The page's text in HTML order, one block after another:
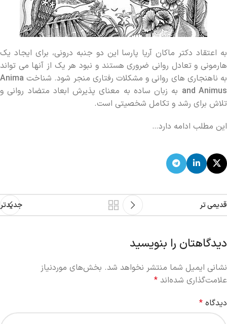
به اعتقاد دکتر ماکان آریا پارسا این دو جنبه درونی، برای ایجاد یک
هارمونی و تعادل روانی ضروری هستند و نبود هر یک از آنها می ‌تواند
به ناهنجاری ‌های روانی و مشکلات رفتاری منجر شود. شناخت Anima
and Animus به زبان ساده به معنای پذیرش ابعاد متضاد روانی و
تلاش برای رشد و تکامل شخصیتی است.
این مطلب ادامه دارد…
جدیدتر قدیمی تر
دیدگاهتان را بنویسید
نشانی ایمیل شما منتشر نخواهد شد. بخش‌های موردنیاز
علامت‌گذاری شده‌اند *
دیدگاه *